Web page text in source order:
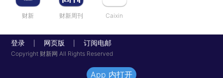
财新 财新周刊 Caixin
登录 网页版 订阅电邮
Copyright 财新网 All Rights Reserved
App 内打开